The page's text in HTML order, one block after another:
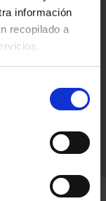
información
recopilado a